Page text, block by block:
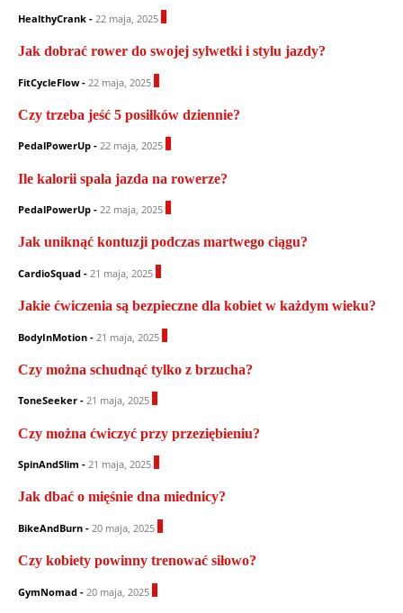
HealthyCrank - 22 maja, 2025
Jak dobrać rower do swojej sylwetki i stylu jazdy?
FitCycleFlow - 22 maja, 2025
Czy trzeba jeść 5 posiłków dziennie?
PedalPowerUp - 22 maja, 2025
Ile kalorii spala jazda na rowerze?
PedalPowerUp - 22 maja, 2025
Jak uniknąć kontuzji podczas martwego ciągu?
CardioSquad - 21 maja, 2025
Jakie ćwiczenia są bezpieczne dla kobiet w każdym wieku?
BodyInMotion - 21 maja, 2025
Czy można schudnąć tylko z brzucha?
ToneSeeker - 21 maja, 2025
Czy można ćwiczyć przy przeziębieniu?
SpinAndSlim - 21 maja, 2025
Jak dbać o mięśnie dna miednicy?
BikeAndBurn - 20 maja, 2025
Czy kobiety powinny trenować siłowo?
GymNomad - 20 maja, 2025